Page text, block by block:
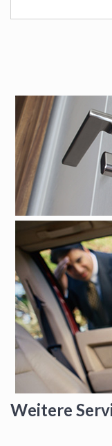
Weitere